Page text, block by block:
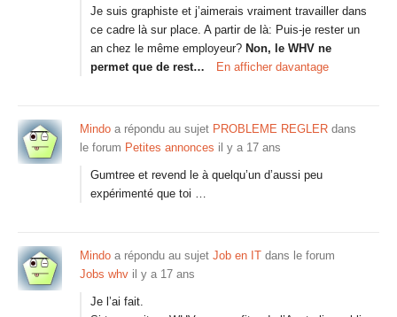
Je suis graphiste et j’aimerais vraiment travailler dans
ce cadre là sur place. A partir de là: Puis-je rester un
an chez le même employeur? Non, le WHV ne
permet que de rest…
En afficher davantage
Mindo a répondu au sujet PROBLEME REGLER dans
le forum Petites annonces il y a 17 ans
Gumtree et revend le à quelqu’un d’aussi peu
expérimenté que toi …
Mindo a répondu au sujet Job en IT dans le forum
Jobs whv il y a 17 ans
Je l’ai fait.